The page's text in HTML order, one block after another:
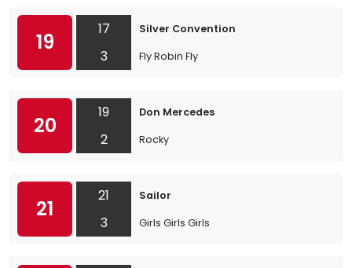
19
17
3
Silver Convention
Fly Robin Fly
20
19
2
Don Mercedes
Rocky
21
21
3
Sailor
Girls Girls Girls